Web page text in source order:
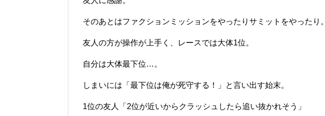
そのあとはファクションミッションをやったりサミットをやったり。
友人の方が操作が上手く、レースでは大体1位。
自分は大体最下位…。
しまいには「最下位は俺が死守する！」と言い出す始末。
1位の友人「2位が近いからクラッシュしたら追い抜かれそう」